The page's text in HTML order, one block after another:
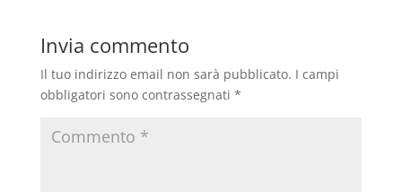
Invia commento
Il tuo indirizzo email non sarà pubblicato. I campi
obbligatori sono contrassegnati *